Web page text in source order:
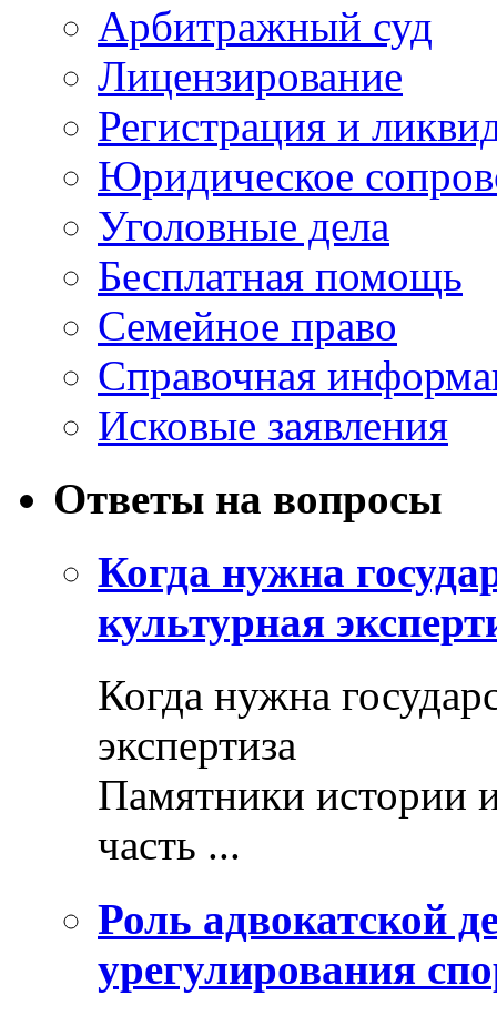
Арбитражный суд
Лицензирование
Регистрация и
Юридическое
Уголовные дела
Бесплатная помощь
Семейное право
Справочная
Исковые заявления
Ответы на вопросы
Когда нужна
культурная
Когда нужна
экспертиза
Памятники истории
часть ...
Роль адвокатской
урегулирования